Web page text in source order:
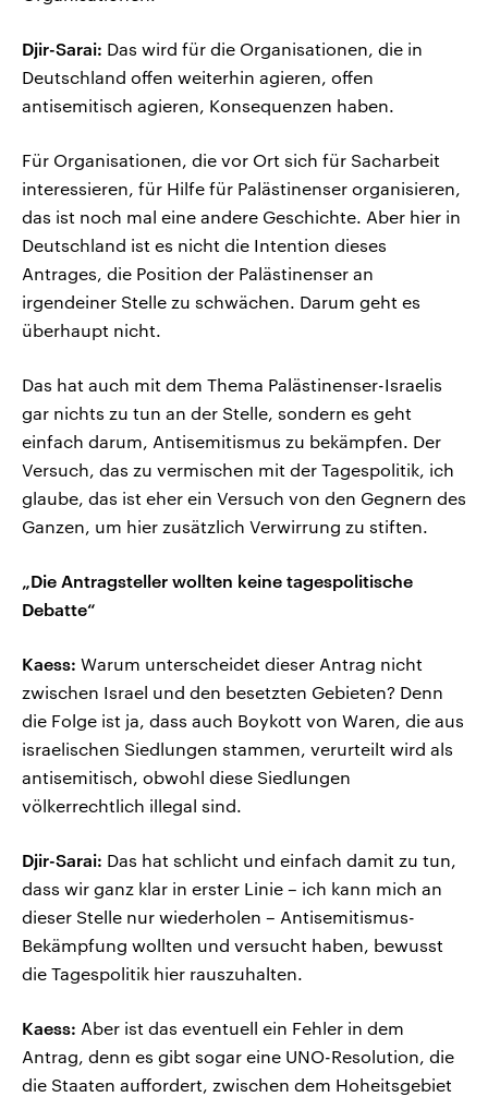
Djir-Sarai: Das wird für die Organisationen, die in
Deutschland offen weiterhin agieren, offen
antisemitisch agieren, Konsequenzen haben.
Für Organisationen, die vor Ort sich für Sacharbeit
interessieren, für Hilfe für Palästinenser organisieren,
das ist noch mal eine andere Geschichte. Aber hier in
Deutschland ist es nicht die Intention dieses
Antrages, die Position der Palästinenser an
irgendeiner Stelle zu schwächen. Darum geht es
überhaupt nicht.
Das hat auch mit dem Thema Palästinenser-Israelis
gar nichts zu tun an der Stelle, sondern es geht
einfach darum, Antisemitismus zu bekämpfen. Der
Versuch, das zu vermischen mit der Tagespolitik, ich
glaube, das ist eher ein Versuch von den Gegnern des
Ganzen, um hier zusätzlich Verwirrung zu stiften.
„Die Antragsteller wollten keine tagespolitische
Debatte“
Kaess: Warum unterscheidet dieser Antrag nicht
zwischen Israel und den besetzten Gebieten? Denn
die Folge ist ja, dass auch Boykott von Waren, die aus
israelischen Siedlungen stammen, verurteilt wird als
antisemitisch, obwohl diese Siedlungen
völkerrechtlich illegal sind.
Djir-Sarai: Das hat schlicht und einfach damit zu tun,
dass wir ganz klar in erster Linie – ich kann mich an
dieser Stelle nur wiederholen – Antisemitismus-
Bekämpfung wollten und versucht haben, bewusst
die Tagespolitik hier rauszuhalten.
Kaess: Aber ist das eventuell ein Fehler in dem
Antrag, denn es gibt sogar eine UNO-Resolution, die
die Staaten auffordert, zwischen dem Hoheitsgebiet